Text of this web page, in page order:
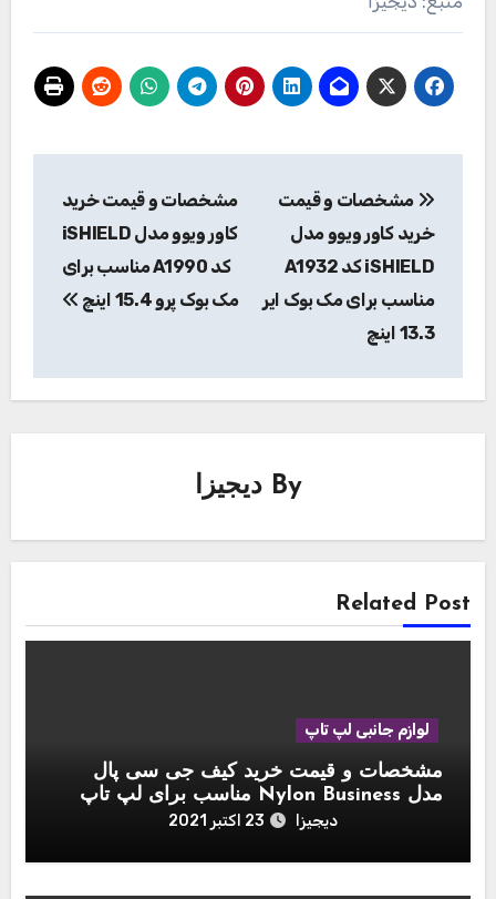
نوشته
مشخصات و قیمت
خرید کاور ویوو مدل
iSHIELD کد A1932
مناسب برای مک بوک ایر
13.3 اینچ
مشخصات و قیمت خرید
کاور ویوو مدل iSHIELD
کد A1990 مناسب برای
مک بوک پرو 15.4 اینچ
By دیجیزا
Related Post
لوازم جانبی لپ تاپ
مشخصات و قیمت خرید کیف جی سی پال
مدل Nylon Business مناسب برای لپ تاپ
اپل مک بوک 15 اینچدیجیزا 23 اکتبر 2021